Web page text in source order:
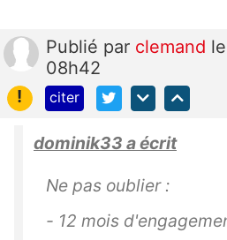
Publié par clemand
08h42
!
citer
dominik33 a écrit
Ne pas oublier :
- 12 mois